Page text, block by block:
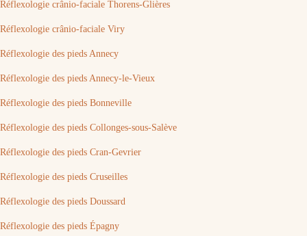
Réflexologie crânio-faciale Thorens-Glières
Réflexologie crânio-faciale Viry
Réflexologie des pieds Annecy
Réflexologie des pieds Annecy-le-Vieux
Réflexologie des pieds Bonneville
Réflexologie des pieds Collonges-sous-Salève
Réflexologie des pieds Cran-Gevrier
Réflexologie des pieds Cruseilles
Réflexologie des pieds Doussard
Réflexologie des pieds Épagny